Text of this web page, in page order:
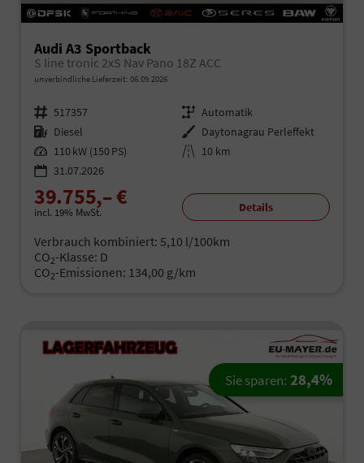
Audi A3 Sportback
S line tronic 2xS Nav Pano 18Z ACC
unverbindliche Lieferzeit: 06.09.2026
Fahrzeugnr. 517357 Getriebe Automatik
Kraftstoff Diesel Außenfarbe Daytonagrau Perleffekt
Leistung 110 kW (150 PS) Kilometerstand 10 km
31.07.2026
39.755,– €
incl. 19% MwSt. Details
Verbrauch kombiniert: 5,10 l/100km
CO2-Klasse: D
CO2-Emissionen: 134,00 g/km
Sie sparen: 28,4%